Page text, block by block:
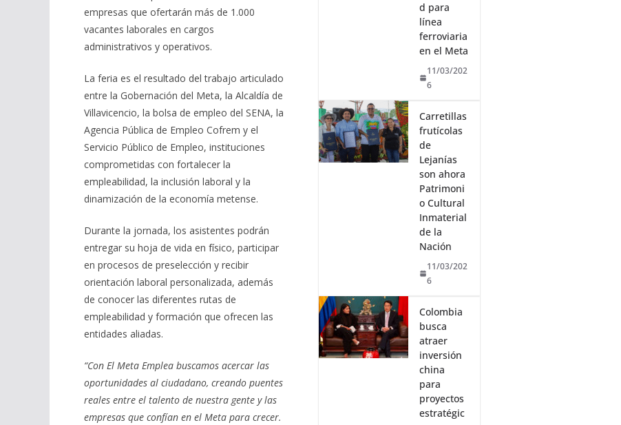
empresas que ofertarán más de 1.000
vacantes laborales en cargos
administrativos y operativos.
La feria es el resultado del trabajo articulado
entre la Gobernación del Meta, la Alcaldía de
Villavicencio, la bolsa de empleo del SENA, la
Agencia Pública de Empleo Cofrem y el
Servicio Público de Empleo, instituciones
comprometidas con fortalecer la
empleabilidad, la inclusión laboral y la
dinamización de la economía metense.
Durante la jornada, los asistentes podrán
entregar su hoja de vida en físico, participar
en procesos de preselección y recibir
orientación laboral personalizada, además
de conocer las diferentes rutas de
empleabilidad y formación que ofrecen las
entidades aliadas.
“Con El Meta Emplea buscamos acercar las
oportunidades al ciudadano, creando puentes
reales entre el talento de nuestra gente y las
empresas que confían en el Meta para crecer.
d para
línea
ferroviaria
en el Meta
11/03/202
6
Carretillas
frutícolas
de
Lejanías
son ahora
Patrimoni
o Cultural
Inmaterial
de la
Nación
11/03/202
6
Colombia
busca
atraer
inversión
china
para
proyectos
estratégic